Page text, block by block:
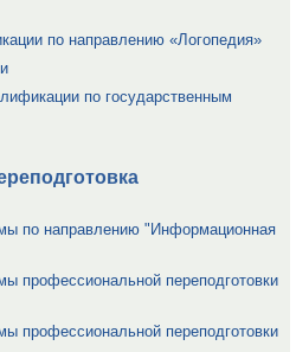
по направлению «Логопедия»
по государственным
по направлению "Информационная
профессиональной переподготовки
профессиональной переподготовки